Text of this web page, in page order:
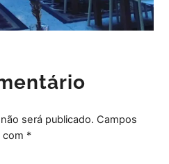
será publicado. Campos
com *